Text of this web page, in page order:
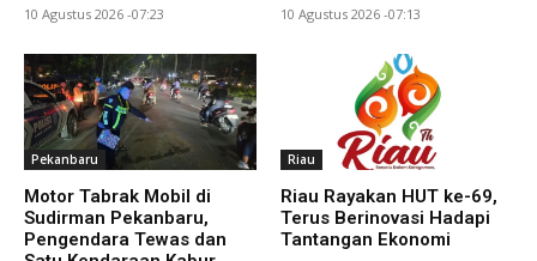
10 Agustus 2026 -07:23 10 Agustus 2026 -07:13
Pekanbaru
Motor Tabrak Mobil di
Sudirman Pekanbaru,
Pengendara Tewas dan
Riau
Riau Rayakan HUT ke-69,
Terus Berinovasi Hadapi
Tantangan Ekonomi